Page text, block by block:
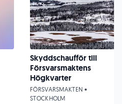
Skyddschaufför till
Försvarsmaktens
Högkvarter
FÖRSVARSMAKTEN •
STOCKHOLM